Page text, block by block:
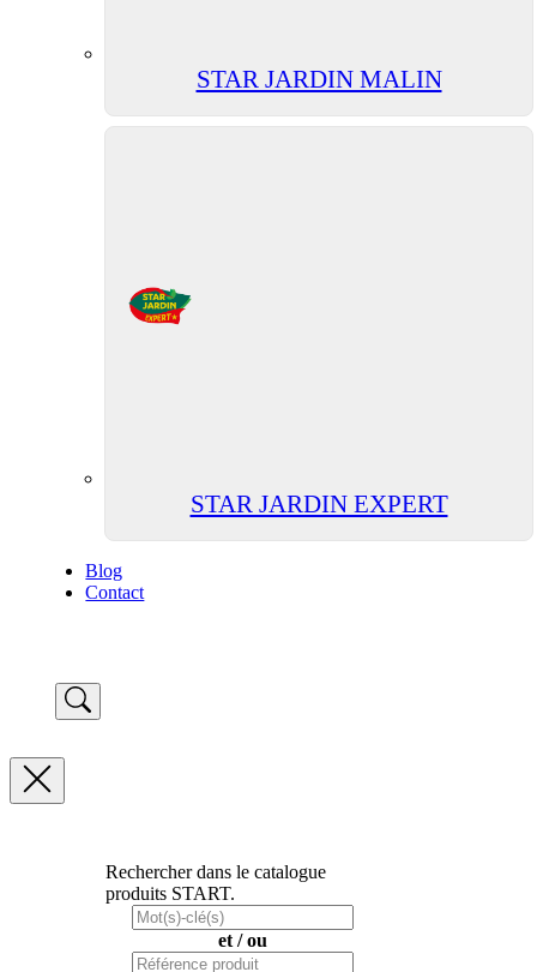
STAR JARDIN MALIN
STAR JARDIN EXPERT
Blog
Contact
Rechercher dans le catalogue
produits START.
et / ou